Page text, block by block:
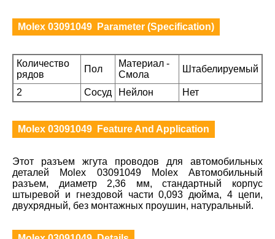
Molex 03091049 Parameter (Specification)
Количество
рядов
Пол
Материал -
Смола
Штабелируемый
2 Сосуд Нейлон Нет
Molex 03091049 Feature And Application
Этот разъем жгута проводов для автомобильных
деталей Molex 03091049 Molex Автомобильный
разъем, диаметр 2,36 мм, стандартный корпус
штыревой и гнездовой части 0,093 дюйма, 4 цепи,
двухрядный, без монтажных проушин, натуральный.